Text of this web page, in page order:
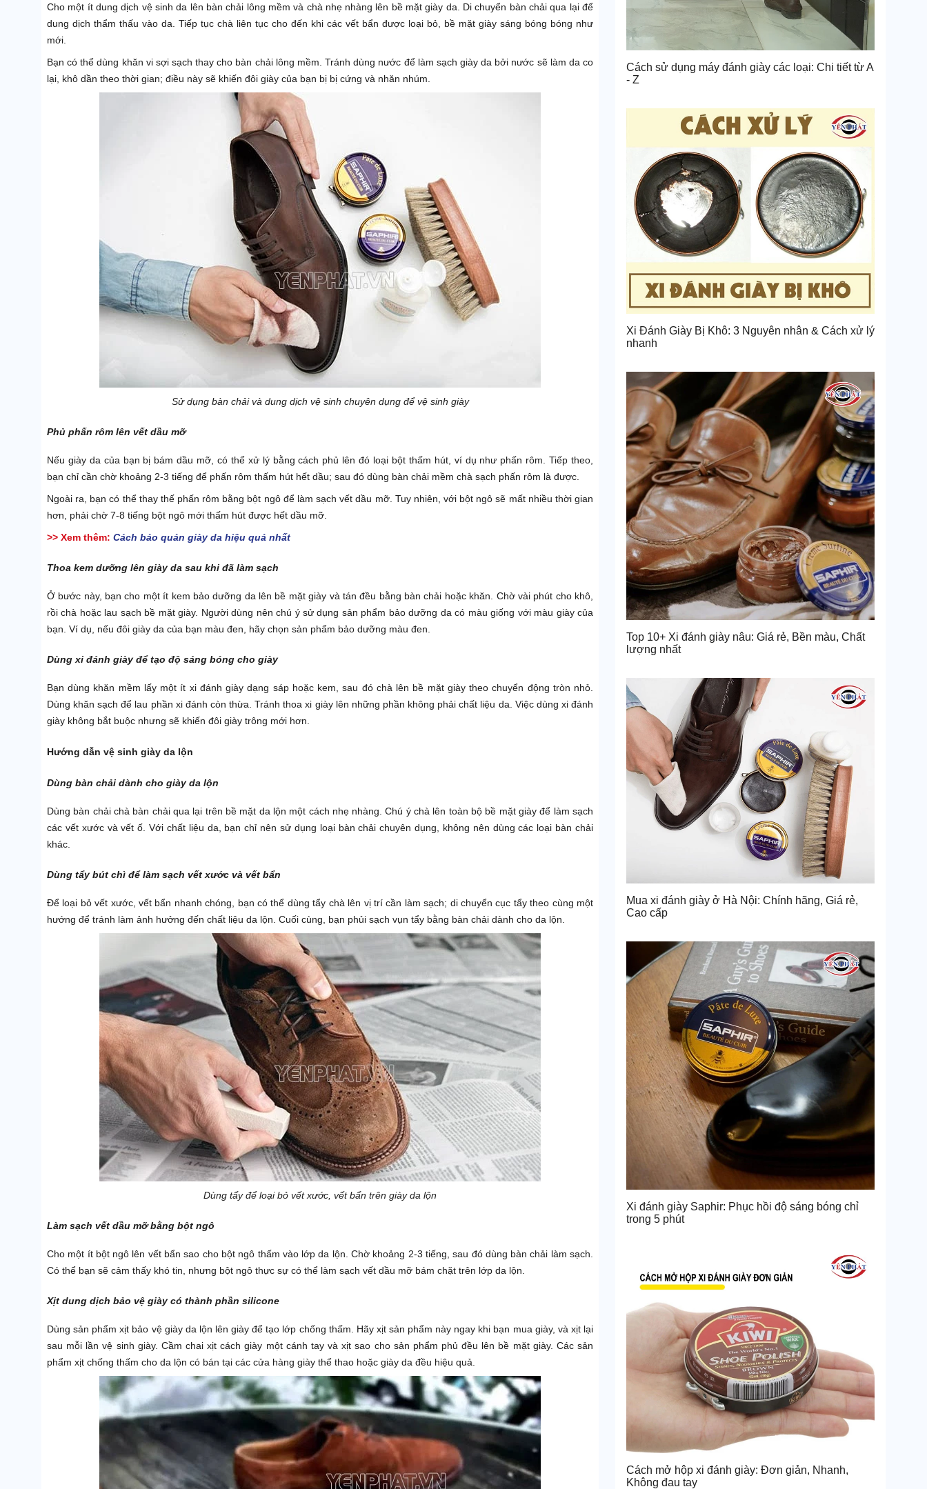
Cho một ít dung dịch vệ sinh da lên bàn chải lông mềm và chà nhẹ nhàng lên bề mặt giày da. Di chuyển bàn chải qua lại để
dung dịch thẩm thấu vào da. Tiếp tục chà liên tục cho đến khi các vết bẩn được loại bỏ, bề mặt giày sáng bóng bóng như
mới.
Bạn có thể dùng khăn vi sợi sạch thay cho bàn chải lông mềm. Tránh dùng nước để làm sạch giày da bởi nước sẽ làm da co
lại, khô dần theo thời gian; điều này sẽ khiến đôi giày của bạn bị bị cứng và nhăn nhúm.
Sử dụng bàn chải và dung dịch vệ sinh chuyên dụng để vệ sinh giày
Phủ phấn rôm lên vết dầu mỡ
Nếu giày da của bạn bị bám dầu mỡ, có thể xử lý bằng cách phủ lên đó loại bột thấm hút, ví dụ như phấn rôm. Tiếp theo,
bạn chỉ cần chờ khoảng 2-3 tiếng để phấn rôm thấm hút hết dầu; sau đó dùng bàn chải mềm chà sạch phấn rôm là được.
Ngoài ra, bạn có thể thay thế phấn rôm bằng bột ngô để làm sạch vết dầu mỡ. Tuy nhiên, với bột ngô sẽ mất nhiều thời gian
hơn, phải chờ 7-8 tiếng bột ngô mới thấm hút được hết dầu mỡ.
>> Xem thêm: Cách bảo quản giày da hiệu quả nhất
Thoa kem dưỡng lên giày da sau khi đã làm sạch
Ở bước này, bạn cho một ít kem bảo dưỡng da lên bề mặt giày và tán đều bằng bàn chải hoặc khăn. Chờ vài phút cho khô,
rồi chà hoặc lau sạch bề mặt giày. Người dùng nên chú ý sử dụng sản phẩm bảo dưỡng da có màu giống với màu giày của
bạn. Ví dụ, nếu đôi giày da của bạn màu đen, hãy chọn sản phẩm bảo dưỡng màu đen.
Dùng xi đánh giày để tạo độ sáng bóng cho giày
Bạn dùng khăn mềm lấy một ít xi đánh giày dạng sáp hoặc kem, sau đó chà lên bề mặt giày theo chuyển động tròn nhỏ.
Dùng khăn sạch để lau phần xi đánh còn thừa. Tránh thoa xi giày lên những phần không phải chất liệu da. Việc dùng xi đánh
giày không bắt buộc nhưng sẽ khiến đôi giày trông mới hơn.
Hướng dẫn vệ sinh giày da lộn
Dùng bàn chải dành cho giày da lộn
Dùng bàn chải chà bàn chải qua lại trên bề mặt da lộn một cách nhẹ nhàng. Chú ý chà lên toàn bộ bề mặt giày để làm sạch
các vết xước và vết ố. Với chất liệu da, bạn chỉ nên sử dụng loại bàn chải chuyên dụng, không nên dùng các loại bàn chải
khác.
Dùng tẩy bút chì để làm sạch vết xước và vết bẩn
Để loại bỏ vết xước, vết bẩn nhanh chóng, bạn có thể dùng tẩy chà lên vị trí cần làm sạch; di chuyển cục tẩy theo cùng một
hướng để tránh làm ảnh hưởng đến chất liệu da lộn. Cuối cùng, bạn phủi sạch vụn tẩy bằng bàn chải dành cho da lộn.
Dùng tẩy để loại bỏ vết xước, vết bẩn trên giày da lộn
Làm sạch vết dầu mỡ bằng bột ngô
Cho một ít bột ngô lên vết bẩn sao cho bột ngô thấm vào lớp da lộn. Chờ khoảng 2-3 tiếng, sau đó dùng bàn chải làm sạch.
Có thể bạn sẽ cảm thấy khó tin, nhưng bột ngô thực sự có thể làm sạch vết dầu mỡ bám chặt trên lớp da lộn.
Xịt dung dịch bảo vệ giày có thành phần silicone
Dùng sản phẩm xịt bảo vệ giày da lộn lên giày để tạo lớp chống thấm. Hãy xịt sản phẩm này ngay khi bạn mua giày, và xịt lại
sau mỗi lần vệ sinh giày. Cầm chai xịt cách giày một cánh tay và xịt sao cho sản phẩm phủ đều lên bề mặt giày. Các sản
phẩm xịt chống thấm cho da lộn có bán tại các cửa hàng giày thể thao hoặc giày da đều hiệu quả.
Cách sử dụng máy đánh giày các loại: Chi tiết từ A
- Z
Xi Đánh Giày Bị Khô: 3 Nguyên nhân & Cách xử lý
nhanh
Top 10+ Xi đánh giày nâu: Giá rẻ, Bền màu, Chất
lượng nhất
Mua xi đánh giày ở Hà Nội: Chính hãng, Giá rẻ,
Cao cấp
Xi đánh giày Saphir: Phục hồi độ sáng bóng chỉ
trong 5 phút
Cách mở hộp xi đánh giày: Đơn giản, Nhanh,
Không đau tay